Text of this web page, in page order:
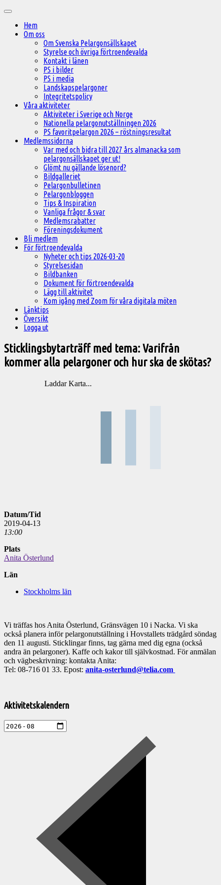
innehåll
Huvudmeny
Hem
Om oss
Om Svenska Pelargonsällskapet
Styrelse och övriga förtroendevalda
Kontakt i länen
PS i bilder
PS i media
Landskapspelargoner
Integritetspolicy
Våra aktiviteter
Aktiviteter i Sverige och Norge
Nationella pelargonutställningen 2026
PS favoritpelargon 2026 – röstningsresultat
Medlemssidorna
Var med och bidra till 2027 års almanacka som
pelargonsällskapet ger ut!
Glömt nu gällande lösenord?
Bildgalleriet
Pelargonbulletinen
Pelargonbloggen
Tips & Inspiration
Vanliga frågor & svar
Medlemsrabatter
Föreningsdokument
Bli medlem
För förtroendevalda
Nyheter och tips 2026-03-20
Styrelsesidan
Bildbanken
Dokument för förtroendevalda
Lägg till aktivitet
Kom igång med Zoom för våra digitala möten
Länktips
Översikt
Logga ut
Sticklingsbytarträff med tema: Varifrån
kommer alla pelargoner och hur ska de skötas?
Laddar Karta...
Datum/Tid
2019-04-13
13:00
Plats
Anita Österlund
Län
Stockholms län
Vi träffas hos Anita Österlund, Gränsvägen 10 i Nacka. Vi ska
också planera inför pelargonutställning i Hovstallets trädgård söndag
den 11 augusti. Sticklingar finns, tag gärna med dig egna (också
andra än pelargoner). Kaffe och kakor till självkostnad. För anmälan
och vägbeskrivning: kontakta Anita:
Tel: 08-716 01 33. Epost: anita-osterlund@telia.com
till
aktiviteter
Aktivitetskalendern